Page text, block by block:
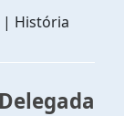
| História